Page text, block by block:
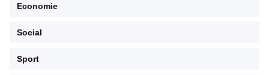
Economie
Social
Sport